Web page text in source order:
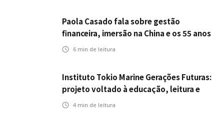
Paola Casado fala sobre gestão
financeira, imersão na China e os 55 anos
da ENS
6 min de leitura
Instituto Tokio Marine Gerações Futuras:
projeto voltado à educação, leitura e
empregabilidade
4 min de leitura